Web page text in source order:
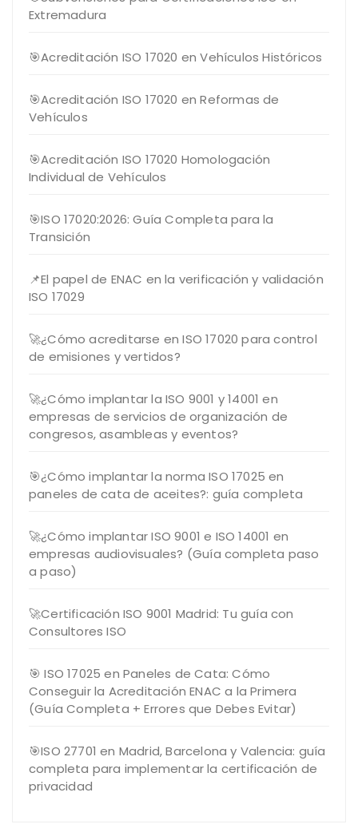
Extremadura
🎯Acreditación ISO 17020 en Vehículos Históricos
🎯Acreditación ISO 17020 en Reformas de
Vehículos
🎯Acreditación ISO 17020 Homologación
Individual de Vehículos
🎯ISO 17020:2026: Guía Completa para la
Transición
📌El papel de ENAC en la verificación y validación
ISO 17029
🚀¿Cómo acreditarse en ISO 17020 para control
de emisiones y vertidos?
🚀¿Cómo implantar la ISO 9001 y 14001 en
empresas de servicios de organización de
congresos, asambleas y eventos?
🎯¿Cómo implantar la norma ISO 17025 en
paneles de cata de aceites?: guía completa
🚀¿Cómo implantar ISO 9001 e ISO 14001 en
empresas audiovisuales? (Guía completa paso
a paso)
🚀Certificación ISO 9001 Madrid: Tu guía con
Consultores ISO
🎯 ISO 17025 en Paneles de Cata: Cómo
Conseguir la Acreditación ENAC a la Primera
(Guía Completa + Errores que Debes Evitar)
🎯ISO 27701 en Madrid, Barcelona y Valencia: guía
completa para implementar la certificación de
privacidad